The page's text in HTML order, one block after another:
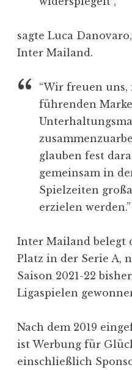
sagte Luca
Inter Mailand.
“Wir freuen uns,
führenden
glauben fest
gemeinsam in
Spielzeiten
erzielen werden.”
Inter Mailand belegt
Platz in der Serie A,
Saison 2021-22
Ligaspielen
Nach dem 2019
ist Werbung für
einschließlich